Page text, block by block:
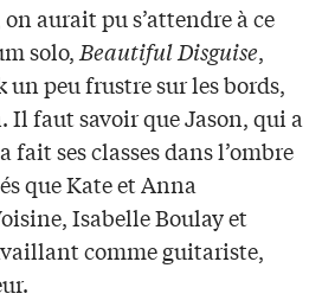
aurait pu s’attendre à ce
solo, Beautiful Disguise,
peu frustre sur les bords,
Il faut savoir que Jason, qui a
ses classes dans l’ombre
que Kate et Anna
Isabelle Boulay et
comme guitariste,